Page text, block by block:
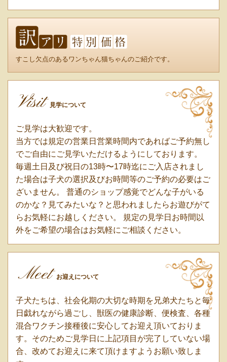
すこし欠点のあるワンちゃん猫ちゃんのご紹介です。
Visit 見学について
ご見学は大歓迎です。
当方では規定の営業日営業時間内であればご予約無し
でご自由にご見学いただけるようにしております。
毎週土日及び祝日の13時〜17時迄にご入店されまし
た場合は子犬の選択及びお時間等のご予約の必要はご
ざいません。 普通のショップ感覚でどんな子がいる
のかな？見てみたいな？と思われましたらお遊びがて
らお気軽にお越しください。 規定の見学日お時間以
外をご希望の場合はお気軽にご相談ください。
Meet お迎えについて
子犬たちは、社会化期の大切な時期を兄弟犬たちと毎
日戯れながら過ごし、獣医の健康診断、便検査、各種
混合ワクチン接種後に安心してお迎え頂いておりま
す。そのためご見学日に上記項目が完了していない場
合、改めてお迎えに来て頂けますようお願い致しま